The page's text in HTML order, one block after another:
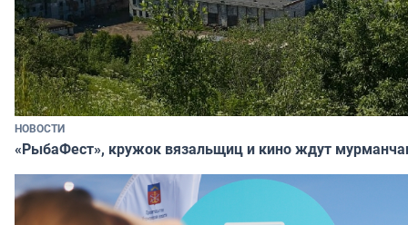
НОВОСТИ
«РыбаФест», кружок вязальщиц и кино ждут